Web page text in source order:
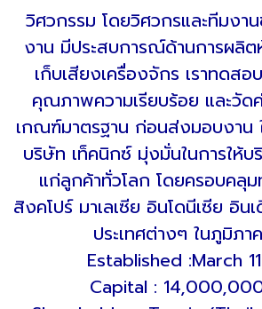
วิศวกรรม โดยวิศวกรและทีมงา
งาน มีประสบการณ์ด้านการผลิ
เก็บเสียงเครื่องจักร เราทดส
คุณภาพความเรียบร้อย และวัด
เกณฑ์มาตรฐาน ก่อนส่งมอบงาน
บริษัท เท็คนิกซ์ มุ่งมั่นในการให้
แก่ลูกค้าทั่วโลก โดยครอบคลุม
สิงคโปร์ มาเลเซีย อินโดนีเซีย อิ
ประเทศต่างๆ ในภูมิภา
Established :March
Capital :